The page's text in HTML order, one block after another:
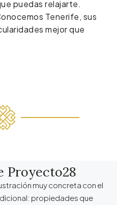
puedas relajarte.
Tenerife, sus
mejor que
Proyecto28
muy concreta con el
propiedades que